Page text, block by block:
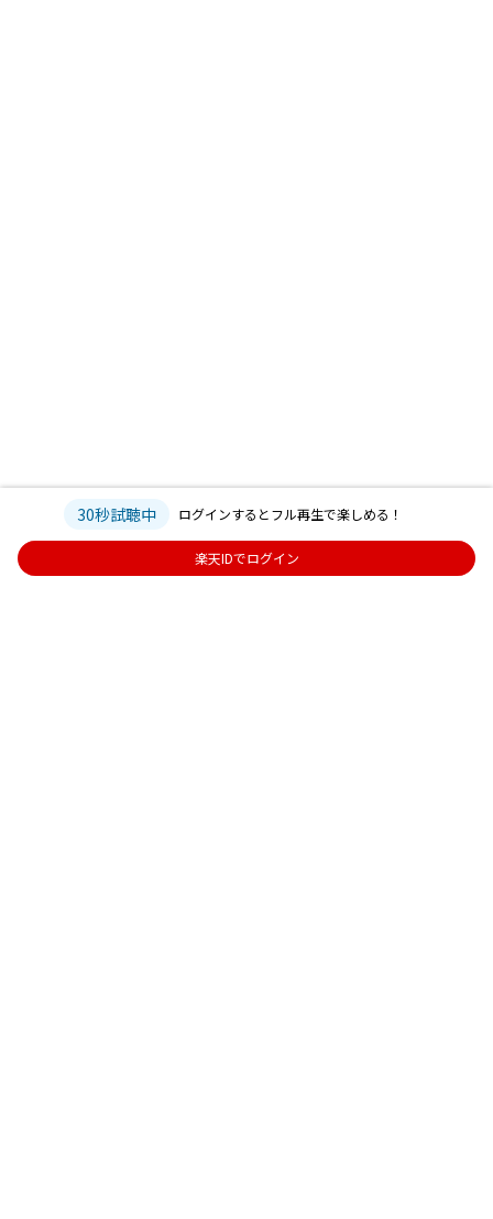
30秒試聴中 ログインするとフル再生で楽しめる！
楽天IDでログイン